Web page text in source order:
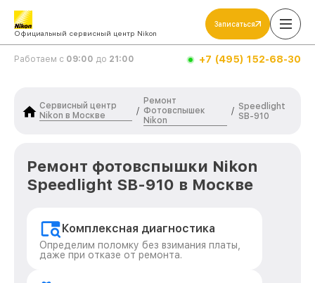
Официальный сервисный центр Nikon
Записаться
Работаем с 09:00 до 21:00 +7 (495) 152-68-30
Сервисный центр
Nikon в Москве
/
Ремонт
Фотовспышек
Nikon
/ Speedlight
SB-910
Ремонт фотовспышки Nikon
Speedlight SB-910 в Москве
Комплексная диагностика
Определим поломку без взимания платы,
даже при отказе от ремонта.